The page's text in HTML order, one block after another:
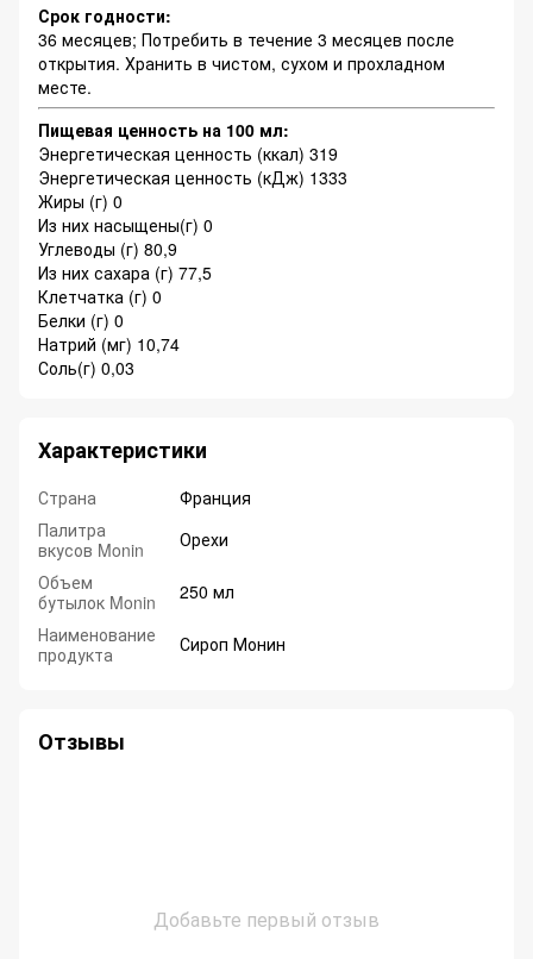
Срок годности:
36 месяцев; Потребить в течение 3 месяцев после
открытия. Хранить в чистом, сухом и прохладном
месте.
Пищевая ценность на 100 мл:
Энергетическая ценность (ккал) 319
Энергетическая ценность (кДж) 1333
Жиры (г) 0
Из них насыщены(г) 0
Углеводы (г) 80,9
Из них сахара (г) 77,5
Клетчатка (г) 0
Белки (г) 0
Натрий (мг) 10,74
Соль(г) 0,03
Характеристики
Страна
Франция
Палитра
вкусов Monin
Орехи
Объем
бутылок Monin
250 мл
Наименование
продукта
Сироп Монин
Отзывы
Добавьте первый отзыв